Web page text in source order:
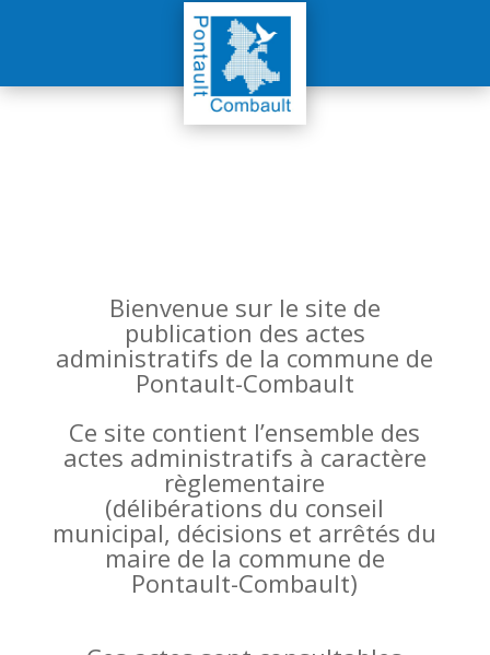
Bienvenue sur le site de
publication des actes
administratifs de la commune de
Pontault-Combault
Ce site contient l’ensemble des
actes administratifs à caractère
règlementaire
(délibérations du conseil
municipal, décisions et arrêtés du
maire de la commune de
Pontault-Combault)